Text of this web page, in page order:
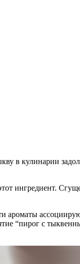
в кулинарии
ингредиент.
ароматы
“пирог с